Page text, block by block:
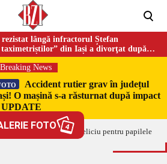
lângă infractorul Ștefan
din Iași a divorţat după
Breaking News
Accident rutier grav în județul
O mașină s-a răsturnat după impact
UPDATE
FOTO 4